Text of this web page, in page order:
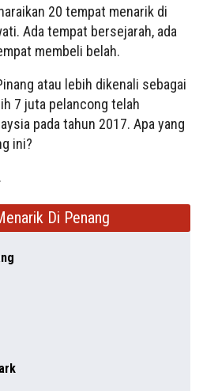
20 tempat menarik di
Ada tempat bersejarah, ada
membeli belah.
atau lebih dikenali sebagai
7 juta pelancong telah
pada tahun 2017. Apa yang
ini?
Di Penang